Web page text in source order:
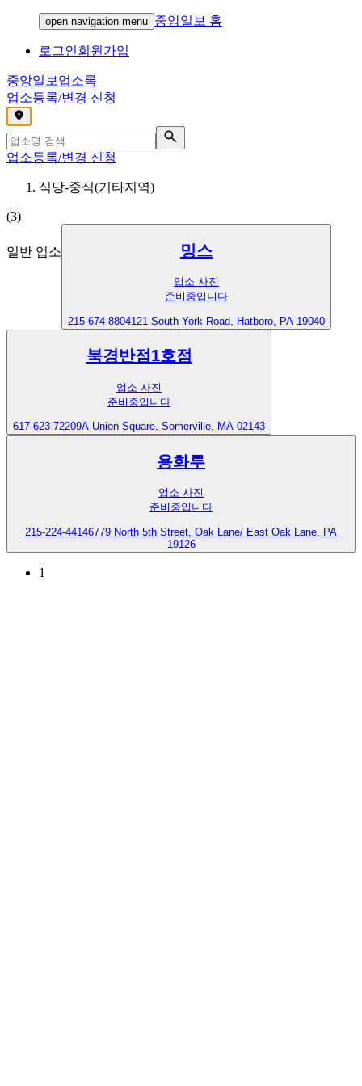
open navigation menu 중앙일보 홈
로그인회원가입
중앙일보 업소록
업소등록/변경 신청
,
업소등록/변경 신청
식당-중식(기타지역)
(3)
일반 업소 밍스
업소 사진
준비중입니다
215-674-8804121 South York Road, Hatboro, PA 19040
북경반점1호점
업소 사진
준비중입니다
617-623-72209A Union Square, Somerville, MA 02143
용화루
업소 사진
준비중입니다
215-224-44146779 North 5th Street, Oak Lane/ East Oak Lane, PA
19126
1